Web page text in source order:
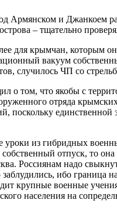
и Джанкоем
– тщательно
для крымчан, которым
вакуум
случилось ЧП со
о том, что якобы с
отряда
единственной
уроки из гибридных
отпуск, то
Россиянам надо
ибо граница
крупные военные
населения на